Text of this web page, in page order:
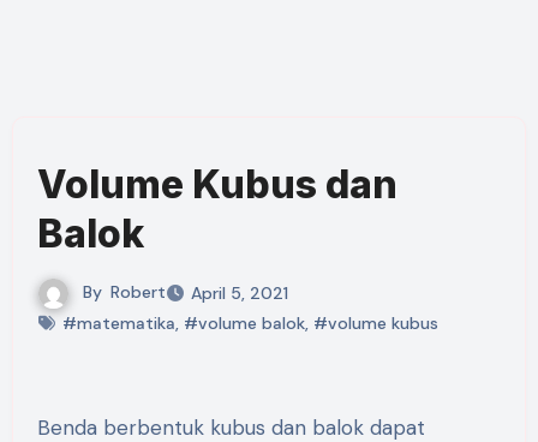
Volume Kubus dan
Balok
By Robert
April 5, 2021
#matematika, #volume balok, #volume kubus
Benda berbentuk kubus dan balok dapat